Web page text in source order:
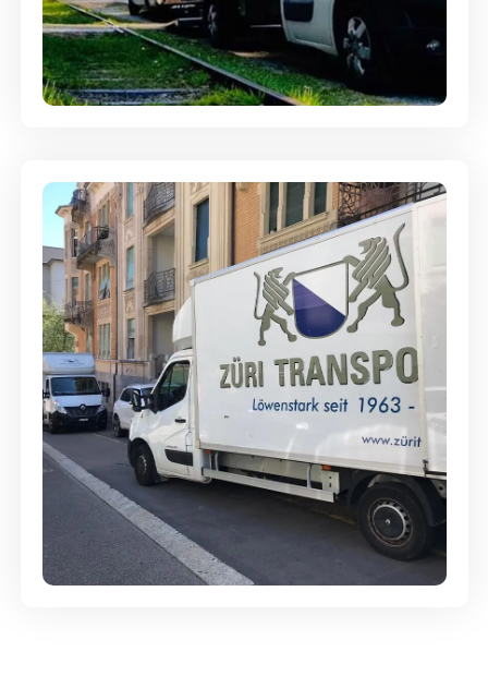
Ein- und Auspackservice
Günstige Umzüge - Hervorragender
Service